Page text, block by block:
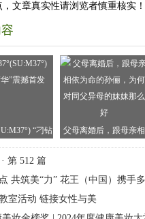
，文章真实性请浏览者慎重核实
“刁钻
震撼首发
父母离婚后，跟母亲相
依为命的孙俪，为何对
第 512 篇
共筑美“力” 花王（中国）携手
室活动 链接女性与美